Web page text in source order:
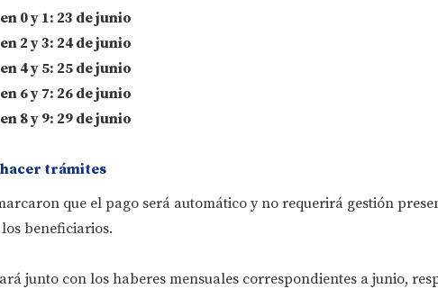
0 y 1: 23 de junio
2 y 3: 24 de junio
4 y 5: 25 de junio
6 y 7: 26 de junio
8 y 9: 29 de junio
trámites
que el pago será automático y no requerirá gestión
beneficiarios.
junto con los haberes mensuales correspondientes a junio,